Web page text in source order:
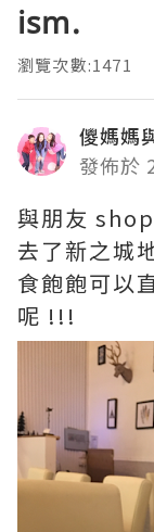
ism.
瀏覽次數:1471
儍媽媽
發佈於
與朋友
去了新之城
食飽飽可以
呢 !!!